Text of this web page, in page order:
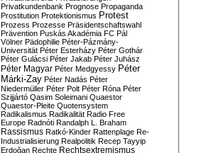
Privatkundenbank Prognose Propaganda
Prostitution Protektionismus Protest
Prozess Prozesse Präsidentschaftswahl
Prävention Puskás Akadémia FC Pál
Völner Pädophilie Péter-Pázmány-
Universität Péter Esterházy Péter Gothár
Péter Gulácsi Péter Jakab Péter Juhász
Péter Magyar Péter Medgyessy Péter
Márki-Zay Péter Nadás Péter
Niedermüller Péter Polt Péter Róna Péter
Szijjártó Qasim Soleimani Quaestor
Quaestor-Pleite Quotensystem
Radikalismus Radikalität Radio Free
Europe Radnóti Randalph L. Braham
Rassismus Ratkó-Kinder Rattenplage Re-
Industrialisierung Realpolitik Recep Tayyip
Erdoğan Rechte Rechtsextremismus